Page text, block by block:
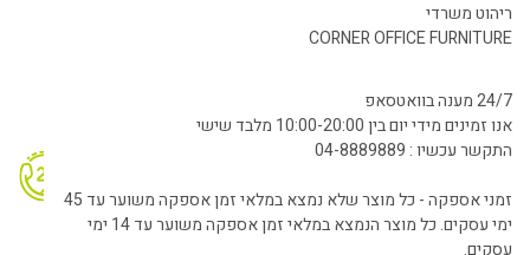
ריהוט משרדי
CORNER OFFICE FURNITURE
24/7 מענה בוואטסאפ
אנו זמינים מידי יום בין 10:00-20:00 מלבד שישי
התקשר עכשיו : 04-8889889
זמני אספקה - כל מוצר שלא נמצא במלאי זמן אספקה משוער עד 45
ימי עסקים. כל מוצר הנמצא במלאי זמן אספקה משוער עד 14 ימי